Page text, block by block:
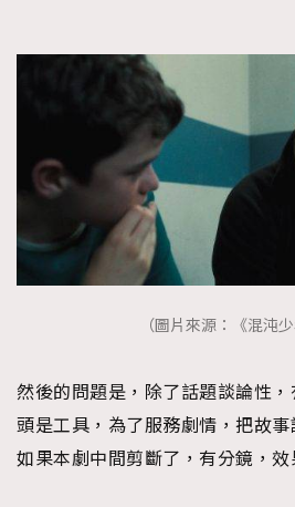
（圖片來源：《混沌少
然後的問題是，除了話題談論性，
頭是工具，為了服務劇情，把故事
如果本劇中間剪斷了，有分鏡，效